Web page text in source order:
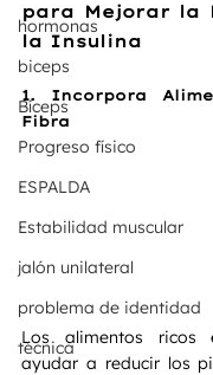
hormonas
biceps
Bíceps
Progreso físico
ESPALDA
Estabilidad muscular
jalón unilateral
problema de identidad
técnica
para Mejorar la
la Insulina
1. Incorpora
Fibra
Los alimentos
ayudar a reducir los